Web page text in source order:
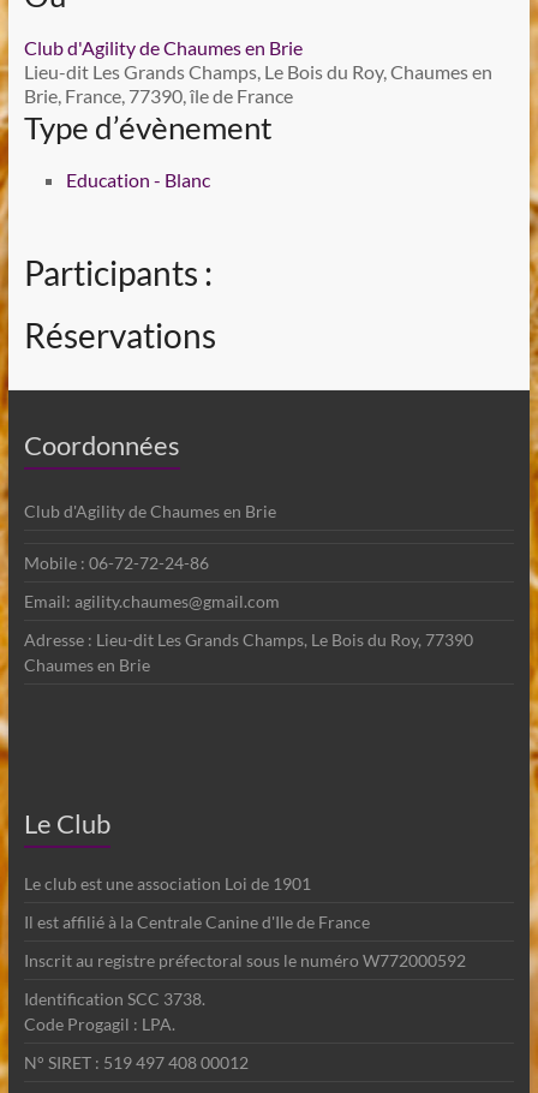
Club d'Agility de Chaumes en Brie
Lieu-dit Les Grands Champs, Le Bois du Roy, Chaumes en
Brie, France, 77390, île de France
Type d’évènement
Education - Blanc
Participants :
Réservations
Coordonnées
Club d'Agility de Chaumes en Brie
Mobile : 06-72-72-24-86
Email: agility.chaumes@gmail.com
Adresse : Lieu-dit Les Grands Champs, Le Bois du Roy, 77390
Chaumes en Brie
Le Club
Le club est une association Loi de 1901
Il est affilié à la Centrale Canine d'Ile de France
Inscrit au registre préfectoral sous le numéro W772000592
Identification SCC 3738.
Code Progagil : LPA.
N° SIRET : 519 497 408 00012